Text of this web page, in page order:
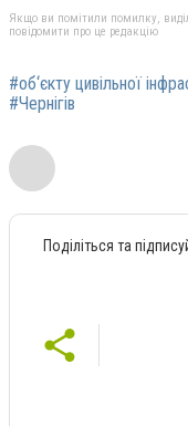
Якщо ви помітили помилку,
повідомити про це редакцію
#об‘єкту цивільної
#Чернігів
Поділіться та